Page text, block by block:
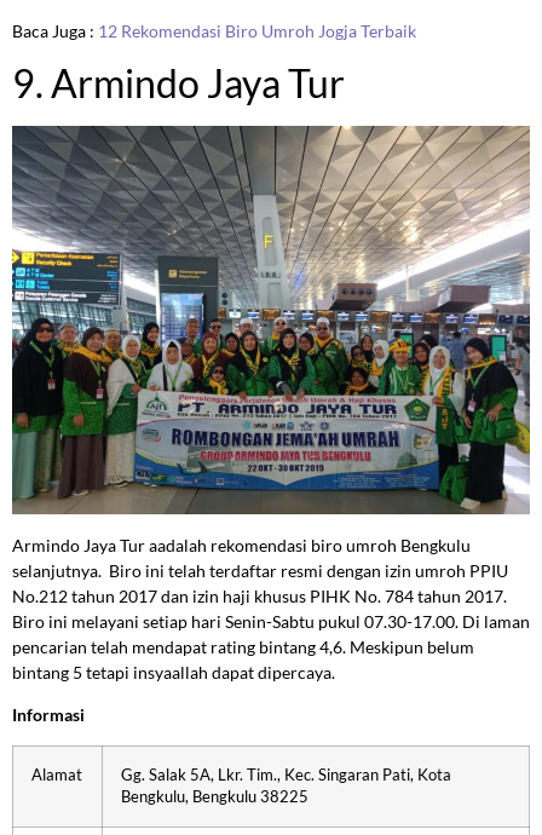
Baca Juga : 12 Rekomendasi Biro Umroh Jogja Terbaik
9. Armindo Jaya Tur
Armindo Jaya Tur aadalah rekomendasi biro umroh Bengkulu
selanjutnya. Biro ini telah terdaftar resmi dengan izin umroh PPIU
No.212 tahun 2017 dan izin haji khusus PIHK No. 784 tahun 2017.
Biro ini melayani setiap hari Senin-Sabtu pukul 07.30-17.00. Di laman
pencarian telah mendapat rating bintang 4,6. Meskipun belum
bintang 5 tetapi insyaallah dapat dipercaya.
Informasi
Alamat
Gg. Salak 5A, Lkr. Tim., Kec. Singaran Pati, Kota
Bengkulu, Bengkulu 38225